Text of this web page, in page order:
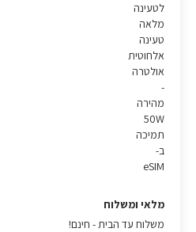
לטעינה
מלאה
טעינה
אלחוטית
אולטרה
-
מהירה
50W
תמיכה
ב-
eSIM
מלאי ומשלוח
משלוח עד הבית - חינם!